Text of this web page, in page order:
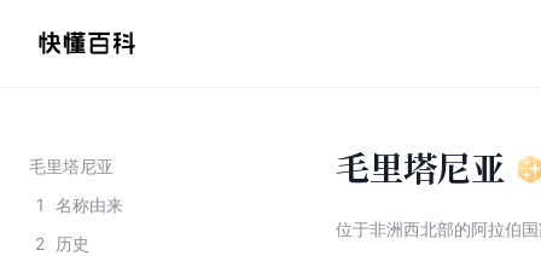
毛里塔尼亚
1
名称由来
2
历史
毛里塔尼亚
位于非洲西北部的阿拉伯